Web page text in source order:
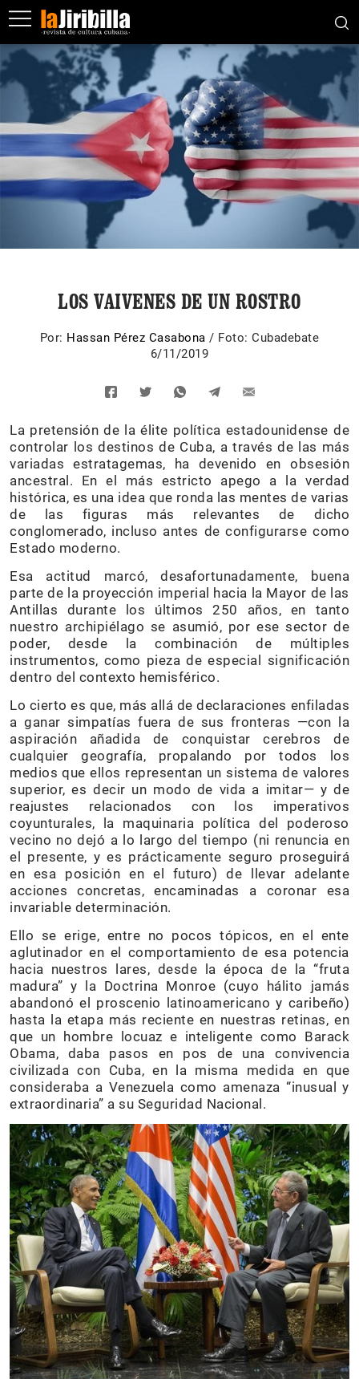
LOS VAIVENES DE UN ROSTRO
Por: Hassan Pérez Casabona / Foto: Cubadebate
6/11/2019
La pretensión de la élite política estadounidense de
controlar los destinos de Cuba, a través de las más
variadas estratagemas, ha devenido en obsesión
ancestral. En el más estricto apego a la verdad
histórica, es una idea que ronda las mentes de varias
de las figuras más relevantes de dicho
conglomerado, incluso antes de configurarse como
Estado moderno.
Esa actitud marcó, desafortunadamente, buena
parte de la proyección imperial hacia la Mayor de las
Antillas durante los últimos 250 años, en tanto
nuestro archipiélago se asumió, por ese sector de
poder, desde la combinación de múltiples
instrumentos, como pieza de especial significación
dentro del contexto hemisférico.
Lo cierto es que, más allá de declaraciones enfiladas
a ganar simpatías fuera de sus fronteras —con la
aspiración añadida de conquistar cerebros de
cualquier geografía, propalando por todos los
medios que ellos representan un sistema de valores
superior, es decir un modo de vida a imitar— y de
reajustes relacionados con los imperativos
coyunturales, la maquinaria política del poderoso
vecino no dejó a lo largo del tiempo (ni renuncia en
el presente, y es prácticamente seguro proseguirá
en esa posición en el futuro) de llevar adelante
acciones concretas, encaminadas a coronar esa
invariable determinación.
Ello se erige, entre no pocos tópicos, en el ente
aglutinador en el comportamiento de esa potencia
hacia nuestros lares, desde la época de la “fruta
madura” y la Doctrina Monroe (cuyo hálito jamás
abandonó el proscenio latinoamericano y caribeño)
hasta la etapa más reciente en nuestras retinas, en
que un hombre locuaz e inteligente como Barack
Obama, daba pasos en pos de una convivencia
civilizada con Cuba, en la misma medida en que
consideraba a Venezuela como amenaza “inusual y
extraordinaria” a su Seguridad Nacional.